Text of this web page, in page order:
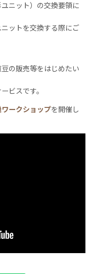
ニット）の交換要領に
ットを交換する際にご
の販売等をはじめたい
ビスです。
ークショップを開催し